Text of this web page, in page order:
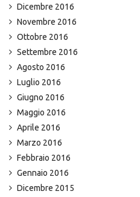
Dicembre 2016
Novembre 2016
Ottobre 2016
Settembre 2016
Agosto 2016
Luglio 2016
Giugno 2016
Maggio 2016
Aprile 2016
Marzo 2016
Febbraio 2016
Gennaio 2016
Dicembre 2015